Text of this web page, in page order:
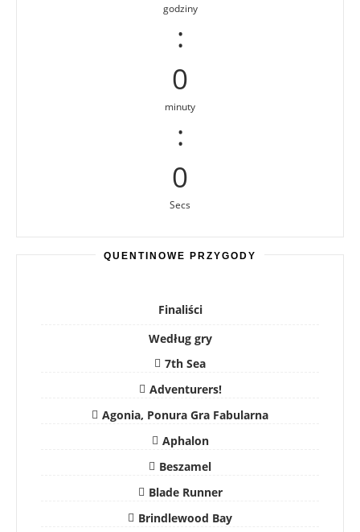
godziny
:
0
minuty
:
0
Secs
QUENTINOWE PRZYGODY
Finaliści
Według gry
7th Sea
Adventurers!
Agonia, Ponura Gra Fabularna
Aphalon
Beszamel
Blade Runner
Brindlewood Bay